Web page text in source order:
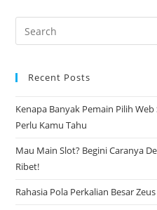
Recent Posts
Kenapa Banyak Pemain Pilih
Perlu Kamu Tahu
Mau Main Slot? Begini Caranya
Ribet!
Rahasia Pola Perkalian Besar